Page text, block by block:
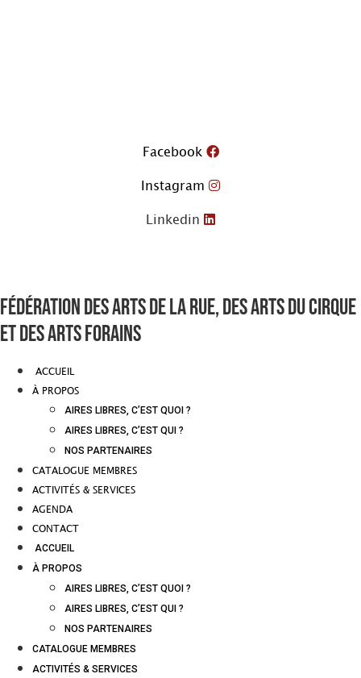
Facebook
Instagram
Linkedin
Fédération des arts de la rue, des arts du cirque
et des arts forains
ACCUEIL
À PROPOS
AIRES LIBRES, C’EST QUOI ?
AIRES LIBRES, C’EST QUI ?
NOS PARTENAIRES
CATALOGUE MEMBRES
ACTIVITÉS & SERVICES
AGENDA
CONTACT
ACCUEIL
À PROPOS
AIRES LIBRES, C’EST QUOI ?
AIRES LIBRES, C’EST QUI ?
NOS PARTENAIRES
CATALOGUE MEMBRES
ACTIVITÉS & SERVICES